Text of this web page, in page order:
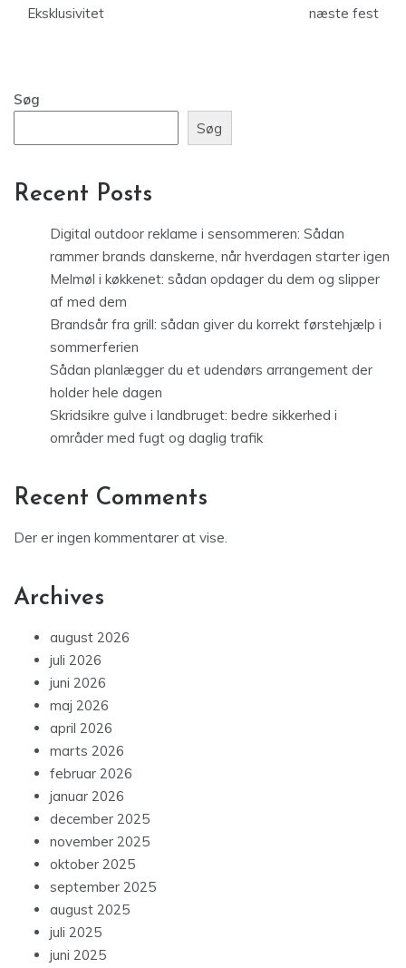
Eksklusivitet
næste fest
Søg
Søg
Recent Posts
Digital outdoor reklame i sensommeren: Sådan
rammer brands danskerne, når hverdagen starter igen
Melmøl i køkkenet: sådan opdager du dem og slipper
af med dem
Brandsår fra grill: sådan giver du korrekt førstehjælp i
sommerferien
Sådan planlægger du et udendørs arrangement der
holder hele dagen
Skridsikre gulve i landbruget: bedre sikkerhed i
områder med fugt og daglig trafik
Recent Comments
Der er ingen kommentarer at vise.
Archives
august 2026
juli 2026
juni 2026
maj 2026
april 2026
marts 2026
februar 2026
januar 2026
december 2025
november 2025
oktober 2025
september 2025
august 2025
juli 2025
juni 2025